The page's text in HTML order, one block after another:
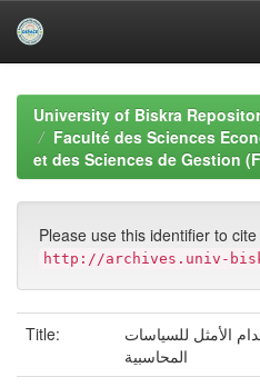
navigationUniversity of Biskra
Faculté des Sciences
et des Sciences de Gestion
Please use this identifier to
http://archives.univ-
Title:
الأمثل للسياسات
المحاسبية